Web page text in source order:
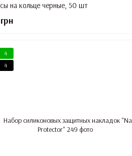
на кольце черные, 50 шт
4
4